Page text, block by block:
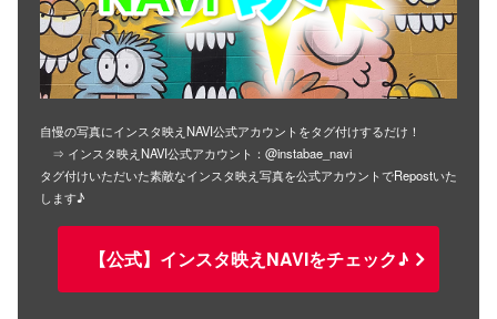
自慢の写真にインスタ映えNAVI公式アカウントをタグ付けするだけ！
⇒ インスタ映えNAVI公式アカウント：@instabae_navi
タグ付けいただいた素敵なインスタ映え写真を公式アカウントでRepostいた
します♪
【公式】インスタ映えNAVIをチェック♪